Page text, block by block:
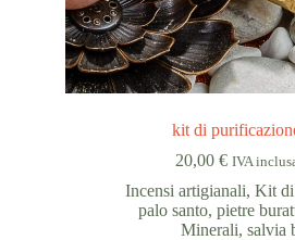
kit di
20,00 € IVA
Incensi artigianali, Kit di
palo santo,pietre
Minerali,salvia